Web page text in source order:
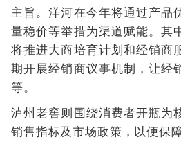
主旨。洋河在今年将通过产品
量稳价等举措为渠道赋能。其
将推进大商培育计划和经销商
期开展经销商议事机制，让经
等。
泸州老窖则围绕消费者开瓶为
销售指标及市场政策，以便保